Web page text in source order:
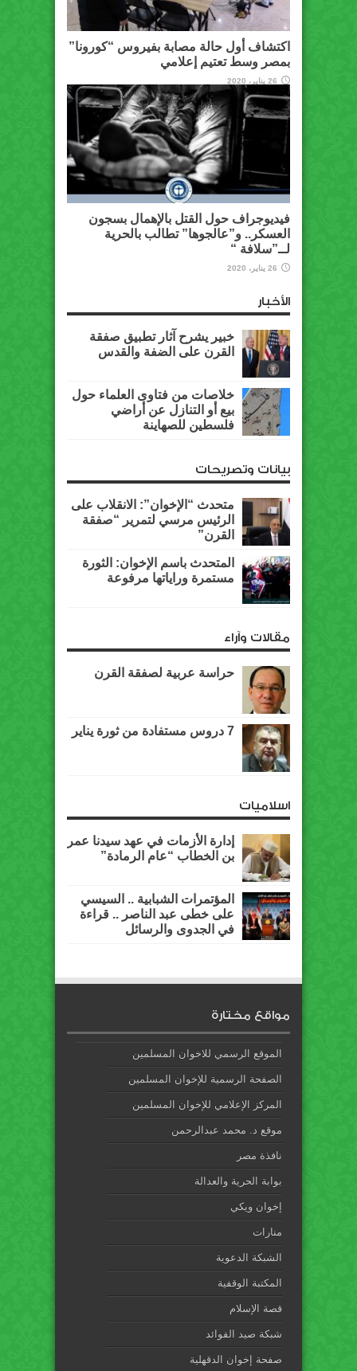
اكتشاف أول حالة مصابة بفيروس “كورونا”
بمصر وسط تعتيم إعلامي
26 يناير، 2020
فيديوجراف حول القتل بالإهمال بسجون
العسكر.. و”عالجوها” تطالب بالحرية
لــ”سلافة “
26 يناير، 2020
الأخبار
خبير يشرح آثار تطبيق صفقة
القرن على الضفة والقدس
خلاصات من فتاوى العلماء حول
بيع أو التنازل عن أراضي
فلسطين للصهاينة
بيانات وتصريحات
متحدث “الإخوان”: الانقلاب على
الرئيس مرسي لتمرير “صفقة
القرن”
المتحدث باسم الإخوان: الثورة
مستمرة وراياتها مرفوعة
مقالات وآراء
حراسة عربية لصفقة القرن
7 دروس مستفادة من ثورة يناير
اسلاميات
إدارة الأزمات في عهد سيدنا عمر
بن الخطاب “عام الرمادة”
المؤتمرات الشبابية .. السيسي
على خطى عبد الناصر .. قراءة
في الجدوى والرسائل
مواقع مختارة
الموقع الرسمي للاخوان المسلمين
الصفحة الرسمية للإخوان المسلمين
المركز الإعلامي للإخوان المسلمين
موقع د. محمد عبدالرحمن
نافذة مصر
بوابة الحرية والعدالة
إخوان ويكي
منارات
الشبكة الدعوية
المكتبة الوقفية
قصة الإسلام
شبكة صيد الفوائد
صفحة إخوان الدقهلية